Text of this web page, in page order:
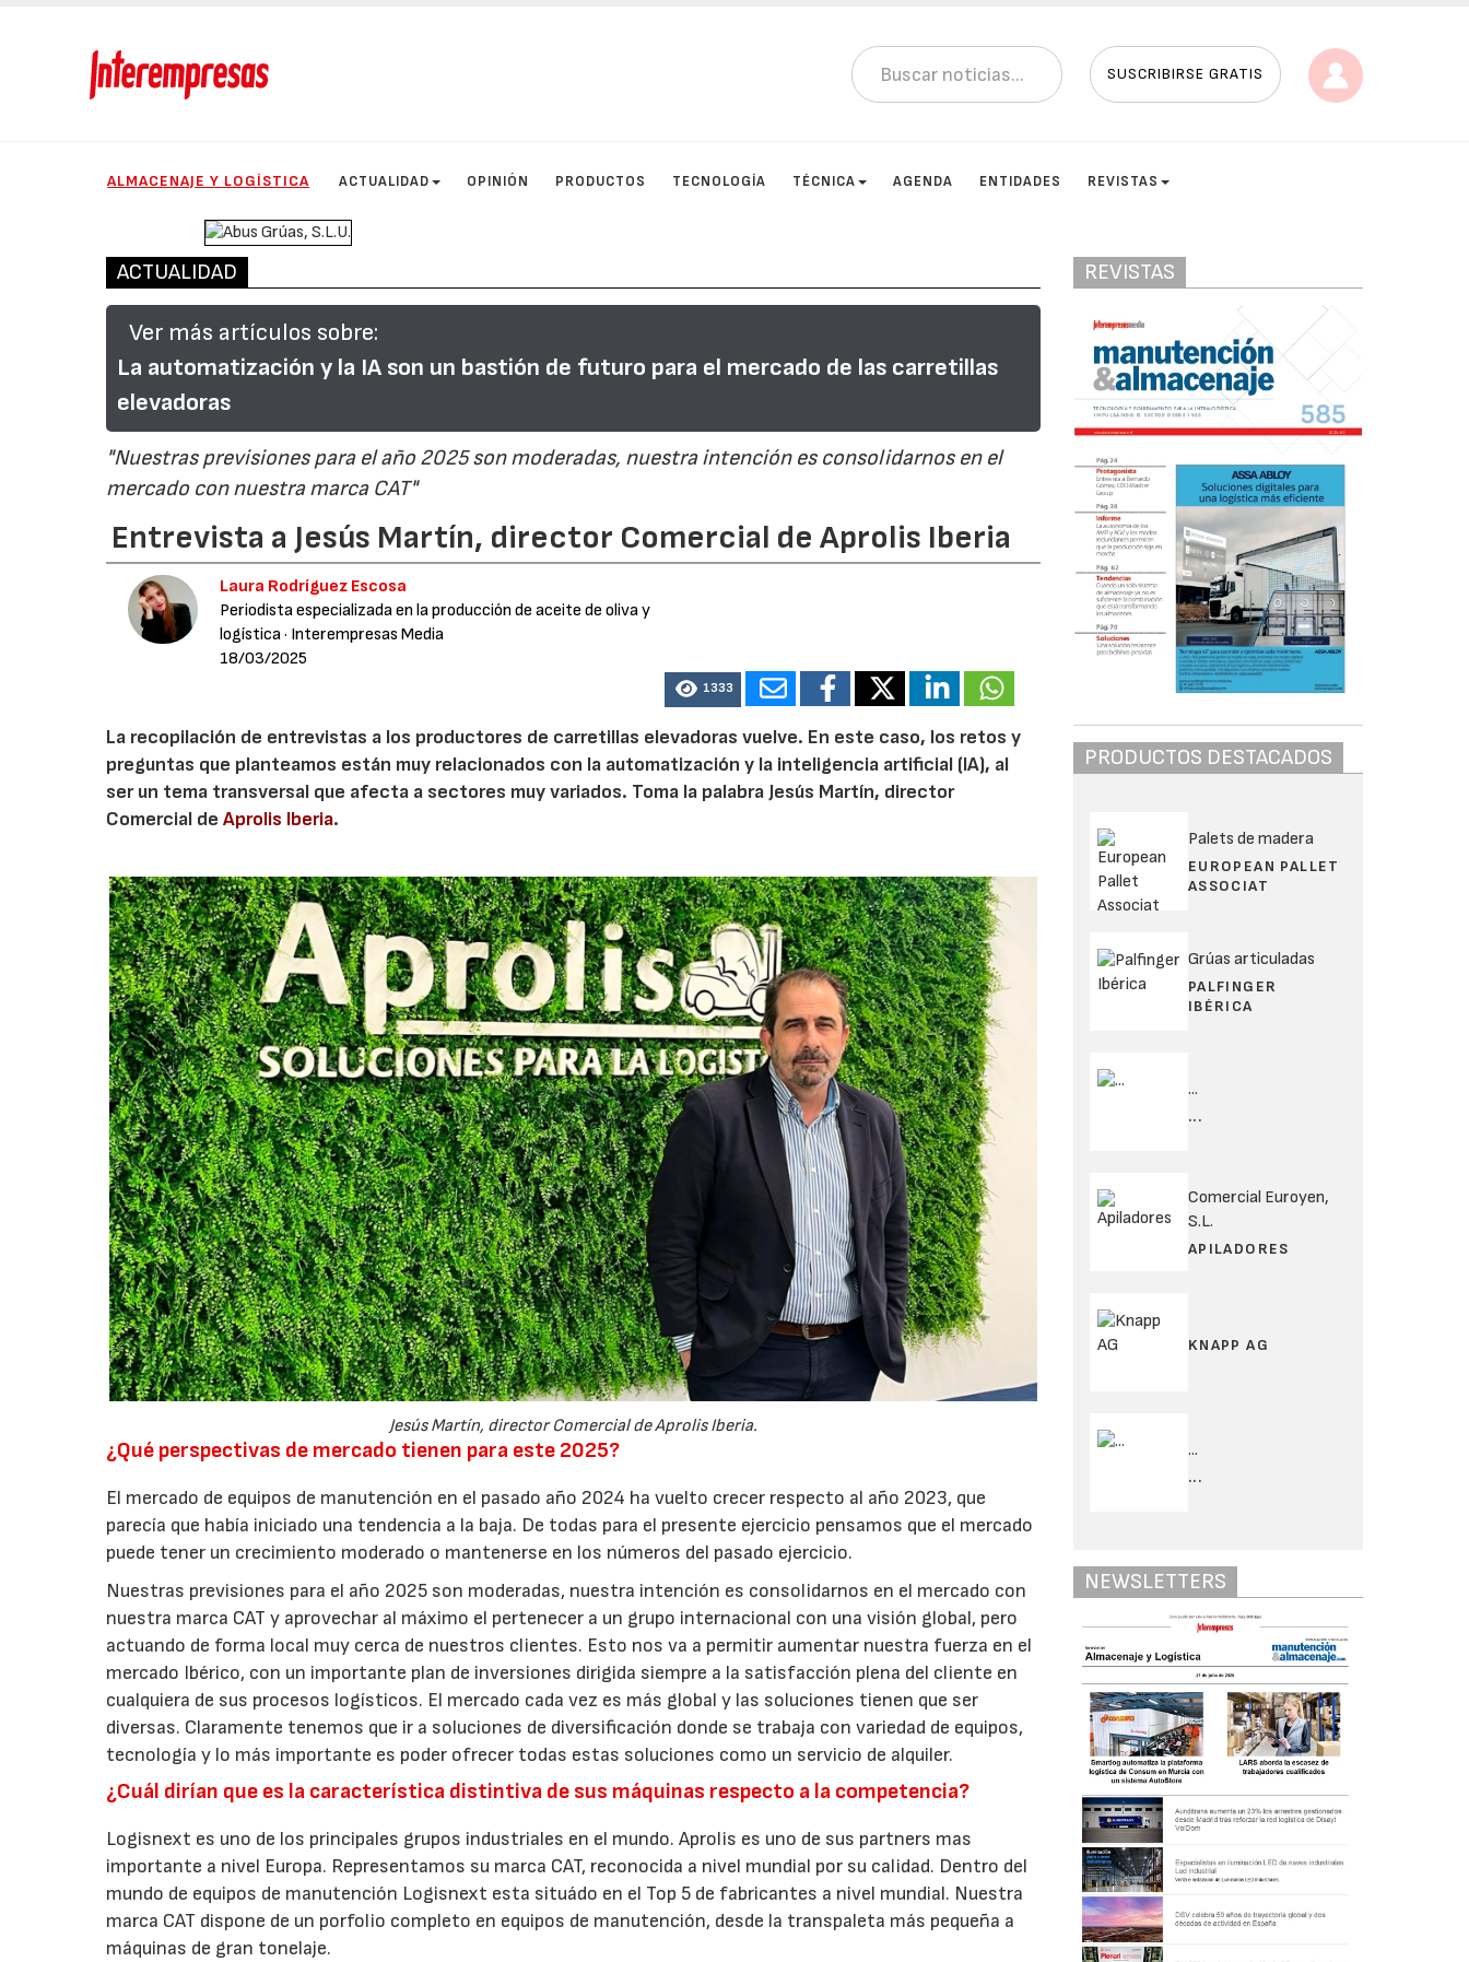
SUSCRIBIRSE GRATIS
ALMACENAJE Y LOGÍSTICA ACTUALIDAD OPINIÓN PRODUCTOS TECNOLOGÍA TÉCNICA AGENDA ENTIDADES REVISTAS
ACTUALIDAD
Ver más artículos sobre:
La automatización y la IA son un bastión de futuro para el mercado de las carretillas
elevadoras
"Nuestras previsiones para el año 2025 son moderadas, nuestra intención es consolidarnos en el
mercado con nuestra marca CAT"
Entrevista a Jesús Martín, director Comercial de Aprolis Iberia
Laura Rodríguez Escosa
Periodista especializada en la producción de aceite de oliva y
logística· Interempresas Media
18/03/2025
1333
La recopilación de entrevistas a los productores de carretillas elevadoras vuelve. En este caso, los retos y
preguntas que planteamos están muy relacionados con la automatización y la inteligencia artificial (IA), al
ser un tema transversal que afecta a sectores muy variados. Toma la palabra Jesús Martín, director
Comercial de Aprolis Iberia.
Jesús Martín, director Comercial de Aprolis Iberia.
¿Qué perspectivas de mercado tienen para este 2025?
El mercado de equipos de manutención en el pasado año 2024 ha vuelto crecer respecto al año 2023, que
parecía que había iniciado una tendencia a la baja. De todas para el presente ejercicio pensamos que el mercado
puede tener un crecimiento moderado o mantenerse en los números del pasado ejercicio.
Nuestras previsiones para el año 2025 son moderadas, nuestra intención es consolidarnos en el mercado con
nuestra marca CAT y aprovechar al máximo el pertenecer a un grupo internacional con una visión global, pero
actuando de forma local muy cerca de nuestros clientes. Esto nos va a permitir aumentar nuestra fuerza en el
mercado Ibérico, con un importante plan de inversiones dirigida siempre a la satisfacción plena del cliente en
cualquiera de sus procesos logísticos. El mercado cada vez es más global y las soluciones tienen que ser
diversas. Claramente tenemos que ir a soluciones de diversificación donde se trabaja con variedad de equipos,
tecnología y lo más importante es poder ofrecer todas estas soluciones como un servicio de alquiler.
¿Cuál dirían que es la característica distintiva de sus máquinas respecto a la competencia?
Logisnext es uno de los principales grupos industriales en el mundo. Aprolis es uno de sus partners mas
importante a nivel Europa. Representamos su marca CAT, reconocida a nivel mundial por su calidad. Dentro del
mundo de equipos de manutención Logisnext esta situádo en el Top 5 de fabricantes a nivel mundial. Nuestra
marca CAT dispone de un porfolio completo en equipos de manutención, desde la transpaleta más pequeña a
máquinas de gran tonelaje.
REVISTAS
PRODUCTOS DESTACADOS
Palets de madera
EUROPEAN PALLET
ASSOCIAT
Grúas articuladas
PALFINGER
IBÉRICA
...
...
Comercial Euroyen,
S.L.
APILADORES
KNAPP AG
...
...
NEWSLETTERS